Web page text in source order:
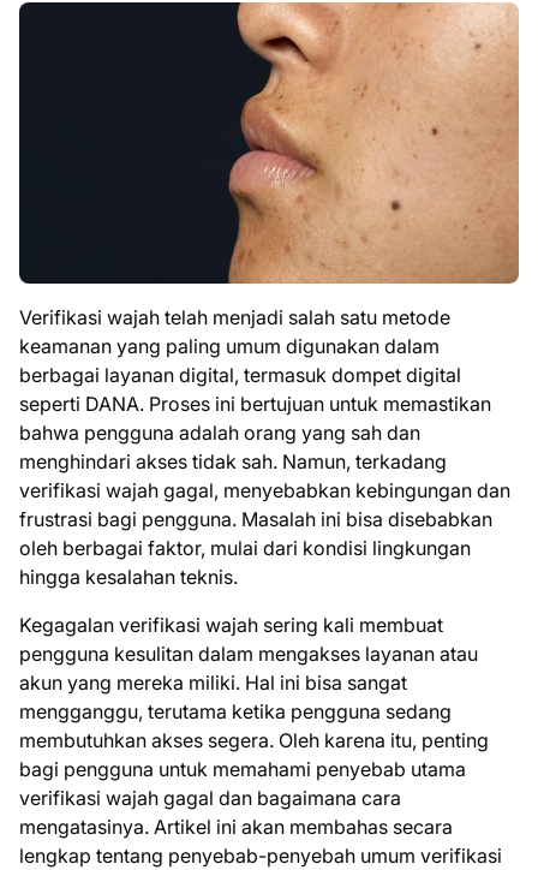
Verifikasi wajah telah menjadi salah satu metode
keamanan yang paling umum digunakan dalam
berbagai layanan digital, termasuk dompet digital
seperti DANA. Proses ini bertujuan untuk memastikan
bahwa pengguna adalah orang yang sah dan
menghindari akses tidak sah. Namun, terkadang
verifikasi wajah gagal, menyebabkan kebingungan dan
frustrasi bagi pengguna. Masalah ini bisa disebabkan
oleh berbagai faktor, mulai dari kondisi lingkungan
hingga kesalahan teknis.
Kegagalan verifikasi wajah sering kali membuat
pengguna kesulitan dalam mengakses layanan atau
akun yang mereka miliki. Hal ini bisa sangat
mengganggu, terutama ketika pengguna sedang
membutuhkan akses segera. Oleh karena itu, penting
bagi pengguna untuk memahami penyebab utama
verifikasi wajah gagal dan bagaimana cara
mengatasinya. Artikel ini akan membahas secara
lengkap tentang penyebab-penyebah umum verifikasi